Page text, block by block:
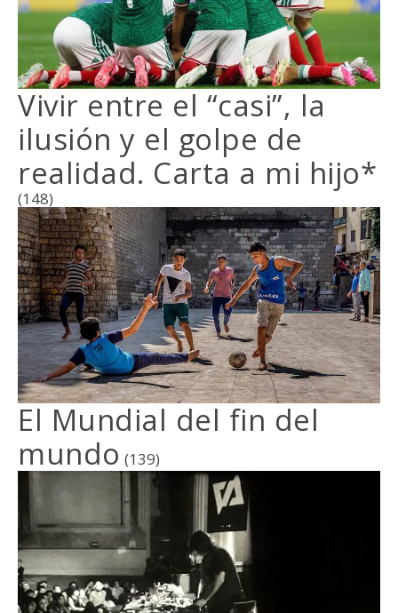
Vivir entre el “casi”, la
ilusión y el golpe de
realidad. Carta a mi hijo*
(148)
El Mundial del fin del
mundo (139)